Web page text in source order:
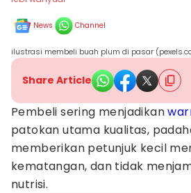
News Channel
ilustrasi membeli buah plum di pasar
Share Article
Pembeli sering menjadikan
patokan utama kualitas,
memberikan petunjuk kecil
kematangan, dan tidak
nutrisi.